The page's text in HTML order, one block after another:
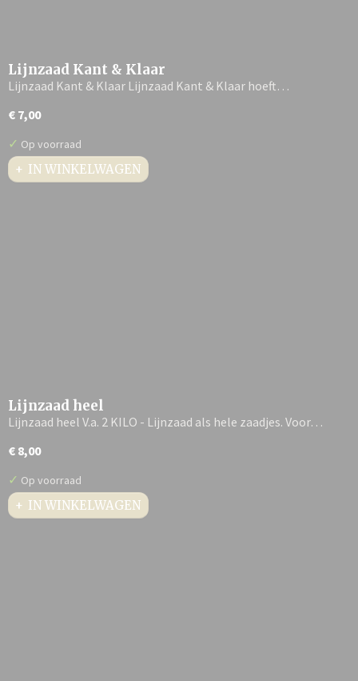
Lijnzaad Kant & Klaar
Lijnzaad Kant & Klaar Lijnzaad Kant & Klaar hoeft…
€ 7,00
✓ Op voorraad
IN WINKELWAGEN
Lijnzaad heel
Lijnzaad heel V.a. 2 KILO - Lijnzaad als hele zaadjes. Voor…
€ 8,00
✓ Op voorraad
IN WINKELWAGEN